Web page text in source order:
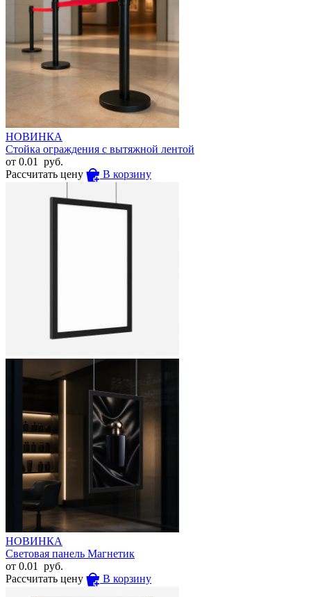
НОВИНКА
Стойка ограждения с вытяжной лентой
от 0.01
руб.
Рассчитать цену
В корзину
НОВИНКА
Световая панель Магнетик
от 0.01
руб.
Рассчитать цену
В корзину